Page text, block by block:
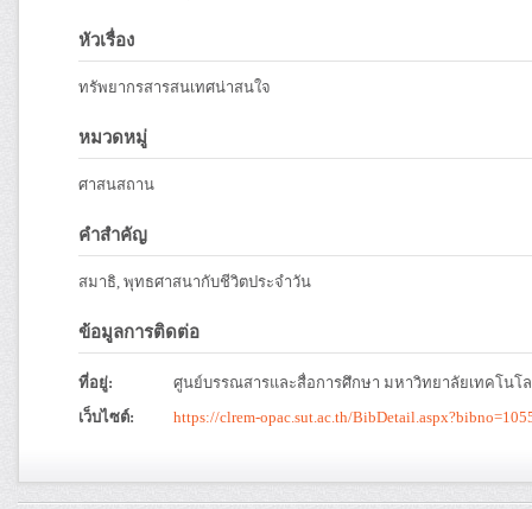
หัวเรื่อง
ทรัพยากรสารสนเทศน่าสนใจ
หมวดหมู่
ศาสนสถาน
คำสำคัญ
สมาธิ, พุทธศาสนากับชีวิตประจำวัน
ข้อมูลการติดต่อ
ที่อยู่:
ศูนย์บรรณสารและสื่อการศึกษา มหาวิทยาลัยเทคโนโ
เว็บไซต์:
https://clrem-opac.sut.ac.th/